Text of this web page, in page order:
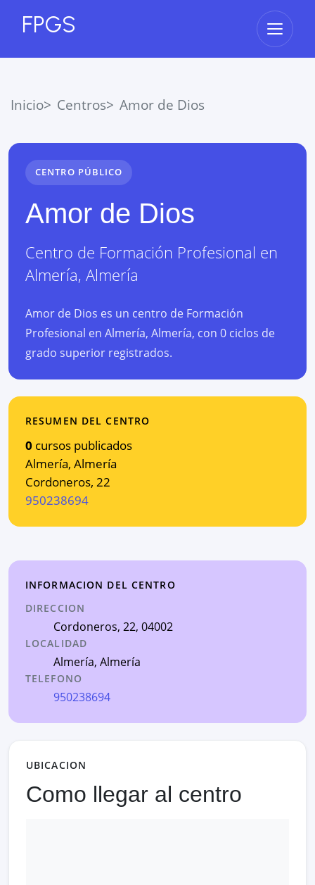
FPGS Abrir
Inicio Centros Amor de Dios
CENTRO PÚBLICO
Amor de Dios
Centro de Formación Profesional en
Almería, Almería
Amor de Dios es un centro de Formación
Profesional en Almería, Almería, con 0 ciclos de
grado superior registrados.
RESUMEN DEL CENTRO
0 cursos publicados
Almería, Almería
Cordoneros, 22
950238694
INFORMACION DEL CENTRO
DIRECCION
Cordoneros, 22, 04002
LOCALIDAD
Almería, Almería
TELEFONO
950238694
UBICACION
Como llegar al centro